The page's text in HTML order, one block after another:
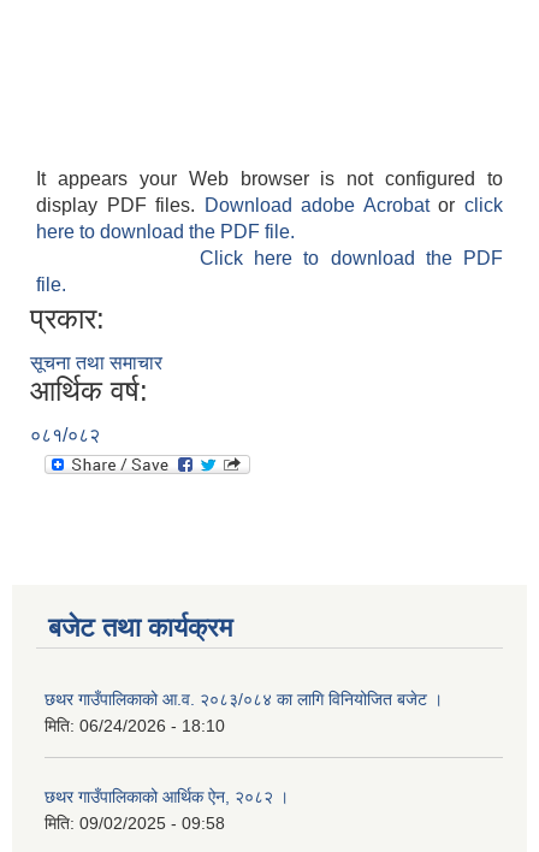
It appears your Web browser is not configured to
display PDF files.
Download adobe Acrobatorclick
here to download the PDF file.
Click here to download the PDF
file.
प्रकार:
सूचना तथा समाचार
आर्थिक वर्ष:
०८१/०८२
बजेट तथा कार्यक्रम
छथर गाउँपालिकाको आ.व. २०८३/०८४ का लागि विनियोजित बजेट ।
मिति: 06/24/2026 - 18:10
छथर गाउँपालिकाको आर्थिक ऐन, २०८२ ।
मिति: 09/02/2025 - 09:58